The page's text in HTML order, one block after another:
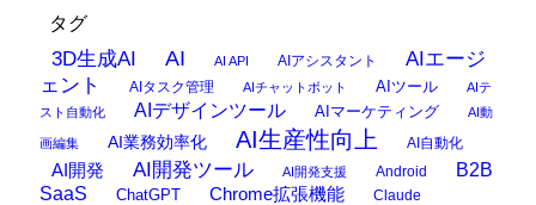
タグ
3D生成AI AI AI API AIアシスタント
AIエージ
ェント
AIタスク管理 AIチャットボット AIツール
AIテ
スト自動化
AIデザインツール AIマーケティング AI動
画編集 AI業務効率化 AI生産性向上 AI自動化
AI開発 AI開発ツール AI開発支援 Android
B2B
SaaS
ChatGPT Chrome拡張機能 Claude